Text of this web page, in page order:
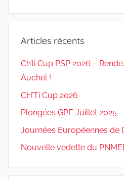
Articles récents
Ch’ti Cup PSP 2026 –
Auchel !
CH’Ti Cup 2026
Plongées GPE Juillet 2025
Journées Européennes de
Nouvelle vedette du